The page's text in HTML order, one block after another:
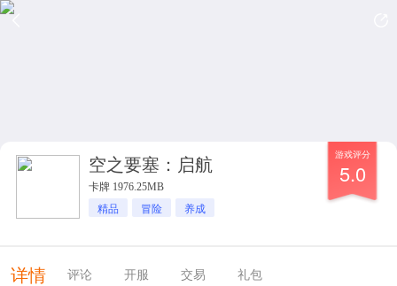
空之要塞：启航
卡牌 1976.25MB
精品 冒险 养成
游戏评分
5.0
详情 评论 开服 交易 礼包